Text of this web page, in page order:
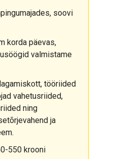
soovi
korda päevas,
valmistame
tööriided
vahetusriided,
ning
ja
550 krooni